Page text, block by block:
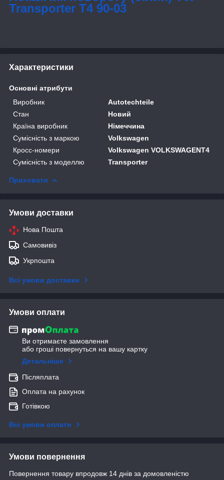
Transporter T4 90-03
Характеристики
Основні атрибути
Виробник
Autotechteile
Стан
Новий
Країна виробник
Німеччина
Сумісність з маркою
Volkswagen
Кросс-номери
Volkswagen VOLKSWAGENT4
Сумісність з моделлю
Transporter
Приховати
Умови доставки
Нова Пошта
Самовивіз
Укрпошта
Всі умови доставки
Умови оплати
Ви отримаєте замовлення
або гроші повернуться на вашу картку
Детальніше
Післяплата
Оплата на рахунок
Готівкою
Всі умови оплати
Умови повернення
Повернення товару впродовж 14 днів за домовленістю